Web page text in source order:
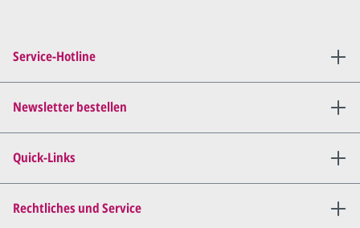
Service-Hotline
Rechtliches und Service
Quick-Links
Newsletter bestellen